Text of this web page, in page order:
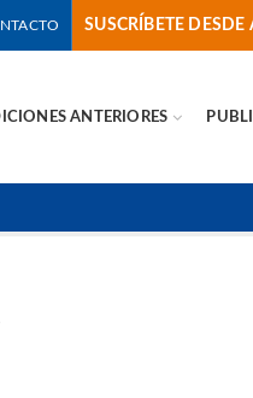
SUSCRÍBETE DESDE
ANTERIORES